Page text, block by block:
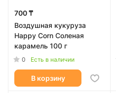
700 ₸
Воздушная кукуруза
Happy Corn Соленая
карамель 100 г
0 Есть в наличии
В корзину